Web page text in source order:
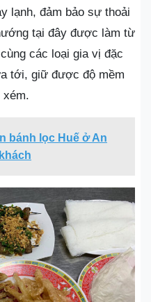
lạnh, đảm bảo sự thoải
tại đây được làm từ
các loại gia vị đặc
tới, giữ được độ mềm
xém.
bánh lọc Huế ở An